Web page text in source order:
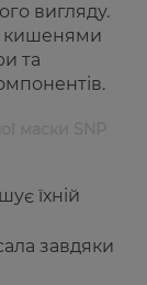
вигляду.
кишенями
та
їхній
завдяки